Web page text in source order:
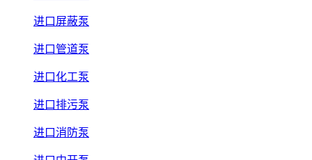
进口屏蔽泵
进口管道泵
进口化工泵
进口排污泵
进口消防泵